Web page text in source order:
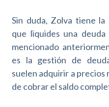
Sin duda, Zolva tiene
que liquides una
mencionado
es la gestión de
suelen adquirir a
de cobrar el saldo